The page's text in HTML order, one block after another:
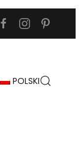
POLSKI